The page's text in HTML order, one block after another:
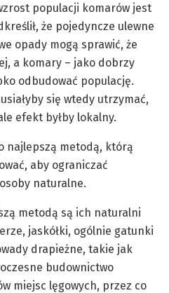
populacji komarów jest
że pojedyncze ulewne
opady mogą sprawić, że
a komary – jako dobrzy
odbudować populację.
się wtedy utrzymać,
efekt byłby lokalny.
najlepszą metodą, którą
aby ograniczać
naturalne.
metodą są ich naturalni
jaskółki, ogólnie gatunki
drapieżne, takie jak
budownictwo
miejsc lęgowych, przez co